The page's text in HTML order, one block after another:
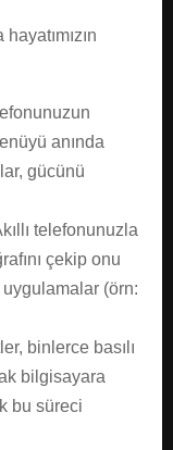
anında
gücünü
telefonunuzla
çekip onu
(örn:
binlerce basılı
bilgisayara
bu süreci